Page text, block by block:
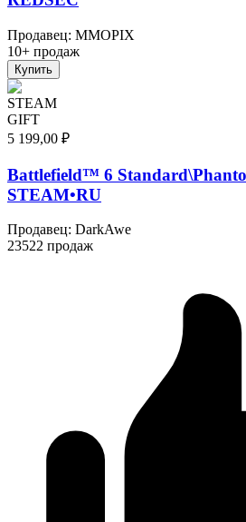
Продавец: MMOPIX
10+ продаж
Купить
STEAM
GIFT
5 199,00 ₽
Battlefield™ 6
STEAM•RU
Продавец: DarkAwe
23522 продаж